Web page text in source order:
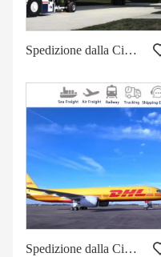
Spedizione dalla Cina alla Corea del Sud via mare
Spedizione dalla Cina al Giappone via aerea marittima